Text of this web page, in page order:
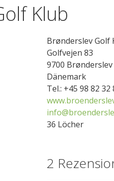
Klub
Brønderslev Golf
Golfvejen 83
9700 Brønderslev
Dänemark
Tel.: +45 98 82 32
36 Löcher
2